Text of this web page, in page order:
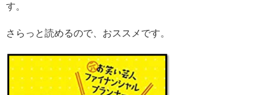
す。
さらっと読めるので、おススメです。